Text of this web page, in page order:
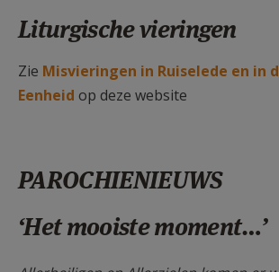
Liturgische vieringen
Zie Misvieringen in Ruiselede en in
Eenheid op deze website
PAROCHIENIEUWS
‘Het mooiste moment…’